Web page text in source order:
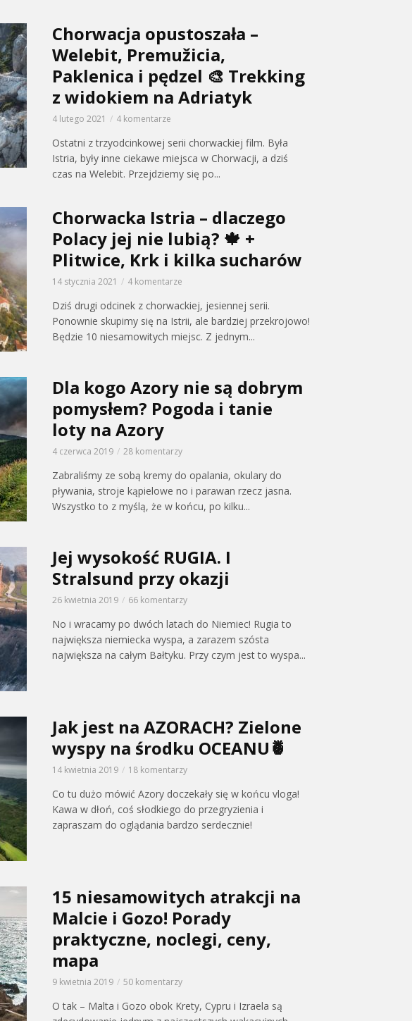
Chorwacja opustoszała –
Welebit, Premužicia,
Paklenica i pędzel 🎨 Trekking
z widokiem na Adriatyk
4 lutego 2021 4 komentarze
Ostatni z trzyodcinkowej serii chorwackiej film. Była
Istria, były inne ciekawe miejsca w Chorwacji, a dziś
czas na Welebit. Przejdziemy się po...
Chorwacka Istria – dlaczego
Polacy jej nie lubią? 🍁 +
Plitwice, Krk i kilka sucharów
14 stycznia 2021 4 komentarze
Dziś drugi odcinek z chorwackiej, jesiennej serii.
Ponownie skupimy się na Istrii, ale bardziej przekrojowo!
Będzie 10 niesamowitych miejsc. Z jednym...
Dla kogo Azory nie są dobrym
pomysłem? Pogoda i tanie
loty na Azory
4 czerwca 2019 28 komentarzy
Zabraliśmy ze sobą kremy do opalania, okulary do
pływania, stroje kąpielowe no i parawan rzecz jasna.
Wszystko to z myślą, że w końcu, po kilku...
Jej wysokość RUGIA. I
Stralsund przy okazji
26 kwietnia 2019 66 komentarzy
No i wracamy po dwóch latach do Niemiec! Rugia to
największa niemiecka wyspa, a zarazem szósta
największa na całym Bałtyku. Przy czym jest to wyspa...
Jak jest na AZORACH? Zielone
wyspy na środku OCEANU🍍
14 kwietnia 2019 18 komentarzy
Co tu dużo mówić Azory doczekały się w końcu vloga!
Kawa w dłoń, coś słodkiego do przegryzienia i
zapraszam do oglądania bardzo serdecznie!
15 niesamowitych atrakcji na
Malcie i Gozo! Porady
praktyczne, noclegi, ceny,
mapa
9 kwietnia 2019 50 komentarzy
O tak – Malta i Gozo obok Krety, Cypru i Izraela są